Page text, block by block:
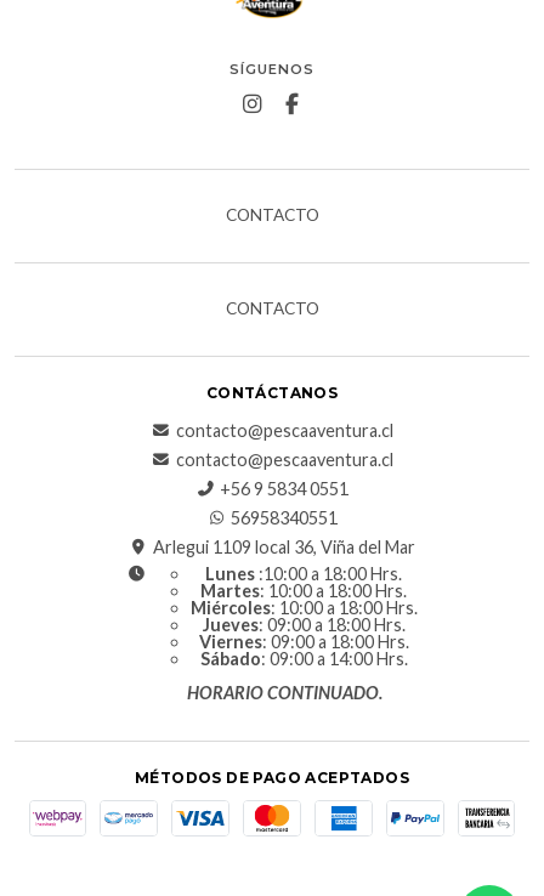
SÍGUENOS
CONTACTO
CONTACTO
CONTÁCTANOS
contacto@pescaaventura.cl
contacto@pescaaventura.cl
+56 9 5834 0551
56958340551
Arlegui 1109 local 36, Viña del Mar
Lunes :10:00 a 18:00 Hrs.
Martes: 10:00 a 18:00 Hrs.
Miércoles: 10:00 a 18:00 Hrs.
Jueves: 09:00 a 18:00 Hrs.
Viernes: 09:00 a 18:00 Hrs.
Sábado: 09:00 a 14:00 Hrs.
HORARIO CONTINUADO.
MÉTODOS DE PAGO ACEPTADOS